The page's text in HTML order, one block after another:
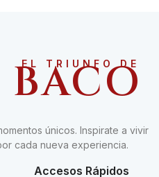
EL TRIUNFO DE
BACO
únicos. Inspirate a vivir
cada nueva experiencia.
Accesos Rápidos